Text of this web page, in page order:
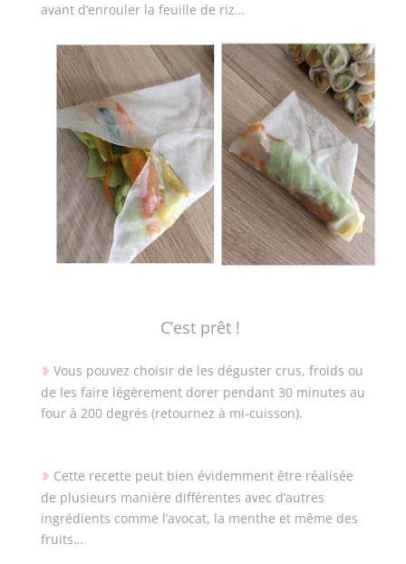
avant d’enrouler la feuille de riz…
C’est prêt !
❥ Vous pouvez choisir de les déguster crus, froids ou
de les faire légèrement dorer pendant 30 minutes au
four à 200 degrés (retournez à mi-cuisson).
❥ Cette recette peut bien évidemment être réalisée
de plusieurs manière différentes avec d’autres
ingrédients comme l’avocat, la menthe et même des
fruits…